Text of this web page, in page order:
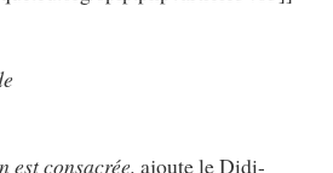
est consacrée, ajoute le Didi-